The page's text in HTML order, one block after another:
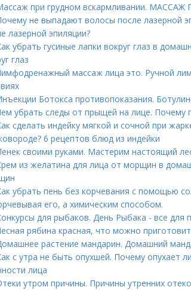
при грудном вскармливании.
не выпадают волосы после лазерной
лазерной эпиляции?
убрать гусиные лапки вокруг глаз в
глаз
массаж лица это. Ручной
Ботокса противопоказания.
убрать следы от прыщей на лице. Почему
сделать индейку мягкой и сочной при
6 рецептов блюд из индейки
своими руками. Мастерим настоящий
из желатина для лица от морщин в
убрать пень без корчевания с помощью
его, а химическим способом.
для рыбаков. День Рыбака - все для
рябина красная, что можно
растение мандарин. Домашний
с утра не быть опухшей. Почему опухает
лица
утром причины. Причины утренних